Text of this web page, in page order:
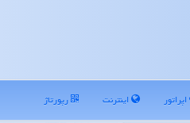
اپراتور اینترنت رپورتاژ